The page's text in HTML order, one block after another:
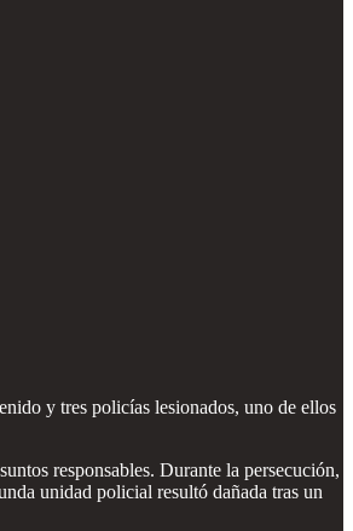
y tres policías lesionados, uno de ellos
responsables. Durante la persecución,
unidad policial resultó dañada tras un